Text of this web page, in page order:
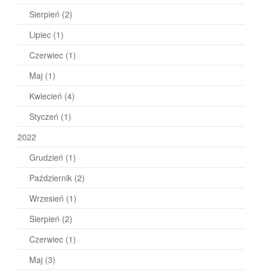
Sierpień (2)
Lipiec (1)
Czerwiec (1)
Maj (1)
Kwiecień (4)
Styczeń (1)
2022
Grudzień (1)
Październik (2)
Wrzesień (1)
Sierpień (2)
Czerwiec (1)
Maj (3)